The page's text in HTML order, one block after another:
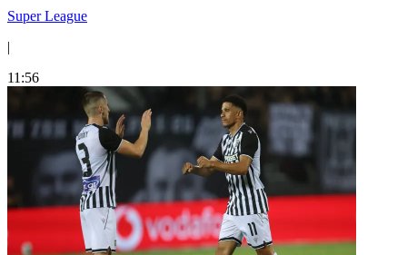
Super League
|
11:56